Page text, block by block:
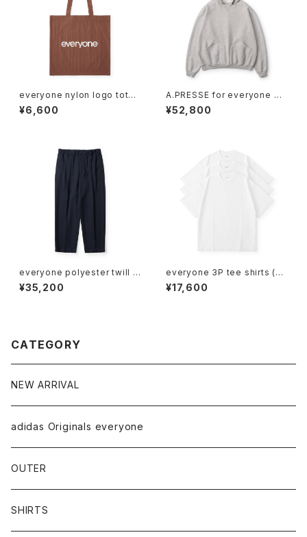
everyone nylon logo tote
bag (BROWN)
¥6,600
A.PRESSE for everyone Vin
tage Attached Hood Swea
t Parka (GRAY)
¥52,800
everyone polyester twill c
hef pants (NAVY)
¥35,200
everyone 3P tee shirts (W
HITE)
¥17,600
CATEGORY
NEW ARRIVAL
adidas Originals everyone
OUTER
SHIRTS